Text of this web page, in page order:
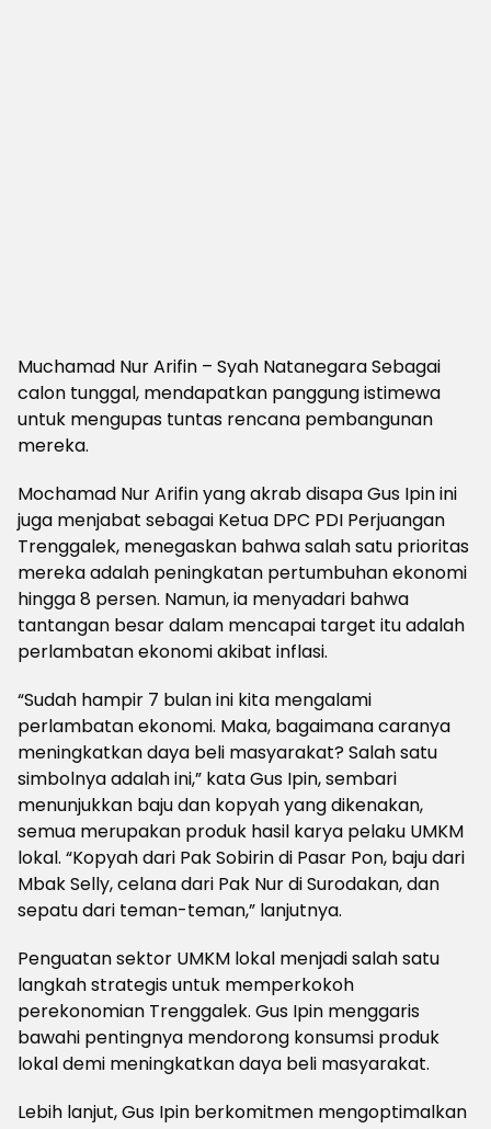
Muchamad Nur Arifin – Syah Natanegara Sebagai
calon tunggal, mendapatkan panggung istimewa
untuk mengupas tuntas rencana pembangunan
mereka.
Mochamad Nur Arifin yang akrab disapa Gus Ipin ini
juga menjabat sebagai Ketua DPC PDI Perjuangan
Trenggalek, menegaskan bahwa salah satu prioritas
mereka adalah peningkatan pertumbuhan ekonomi
hingga 8 persen. Namun, ia menyadari bahwa
tantangan besar dalam mencapai target itu adalah
perlambatan ekonomi akibat inflasi.
“Sudah hampir 7 bulan ini kita mengalami
perlambatan ekonomi. Maka, bagaimana caranya
meningkatkan daya beli masyarakat? Salah satu
simbolnya adalah ini,” kata Gus Ipin, sembari
menunjukkan baju dan kopyah yang dikenakan,
semua merupakan produk hasil karya pelaku UMKM
lokal. “Kopyah dari Pak Sobirin di Pasar Pon, baju dari
Mbak Selly, celana dari Pak Nur di Surodakan, dan
sepatu dari teman-teman,” lanjutnya.
Penguatan sektor UMKM lokal menjadi salah satu
langkah strategis untuk memperkokoh
perekonomian Trenggalek. Gus Ipin menggaris
bawahi pentingnya mendorong konsumsi produk
lokal demi meningkatkan daya beli masyarakat.
Lebih lanjut, Gus Ipin berkomitmen mengoptimalkan